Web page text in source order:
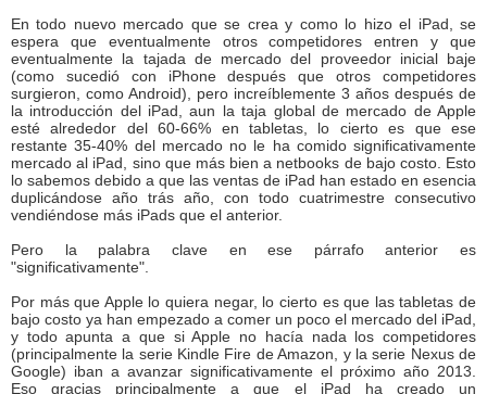
En todo nuevo mercado que se crea y como lo hizo el iPad, se
espera que eventualmente otros competidores entren y que
eventualmente la tajada de mercado del proveedor inicial baje
(como sucedió con iPhone después que otros competidores
surgieron, como Android), pero increíblemente 3 años después de
la introducción del iPad, aun la taja global de mercado de Apple
esté alrededor del 60-66% en tabletas, lo cierto es que ese
restante 35-40% del mercado no le ha comido significativamente
mercado al iPad, sino que más bien a netbooks de bajo costo. Esto
lo sabemos debido a que las ventas de iPad han estado en esencia
duplicándose año trás año, con todo cuatrimestre consecutivo
vendiéndose más iPads que el anterior.
Pero la palabra clave en ese párrafo anterior es
"significativamente".
Por más que Apple lo quiera negar, lo cierto es que las tabletas de
bajo costo ya han empezado a comer un poco el mercado del iPad,
y todo apunta a que si Apple no hacía nada los competidores
(principalmente la serie Kindle Fire de Amazon, y la serie Nexus de
Google) iban a avanzar significativamente el próximo año 2013.
Eso gracias principalmente a que el iPad ha creado un